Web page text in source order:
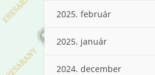
2025. február
2025. január
2024. december